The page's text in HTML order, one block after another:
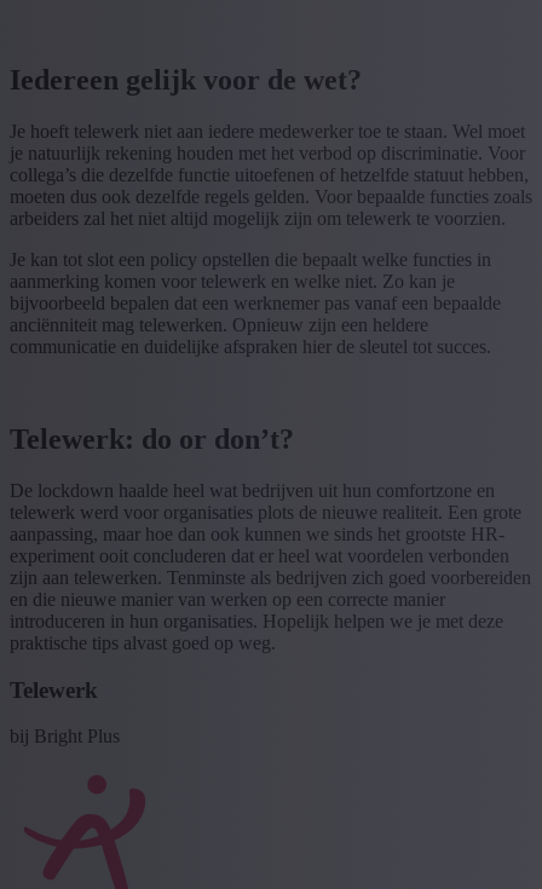
Iedereen gelijk voor de wet?
Je hoeft telewerk niet aan iedere medewerker toe te staan. Wel moet
je natuurlijk rekening houden met het verbod op discriminatie. Voor
collega’s die dezelfde functie uitoefenen of hetzelfde statuut hebben,
moeten dus ook dezelfde regels gelden. Voor bepaalde functies zoals
arbeiders zal het niet altijd mogelijk zijn om telewerk te voorzien.
Je kan tot slot een policy opstellen die bepaalt welke functies in
aanmerking komen voor telewerk en welke niet. Zo kan je
bijvoorbeeld bepalen dat een werknemer pas vanaf een bepaalde
anciënniteit mag telewerken. Opnieuw zijn een heldere
communicatie en duidelijke afspraken hier de sleutel tot succes.
Telewerk: do or don’t?
De lockdown haalde heel wat bedrijven uit hun comfortzone en
telewerk werd voor organisaties plots de nieuwe realiteit. Een grote
aanpassing, maar hoe dan ook kunnen we sinds het grootste HR-
experiment ooit concluderen dat er heel wat voordelen verbonden
zijn aan telewerken. Tenminste als bedrijven zich goed voorbereiden
en die nieuwe manier van werken op een correcte manier
introduceren in hun organisaties. Hopelijk helpen we je met deze
praktische tips alvast goed op weg.
Telewerk
bij Bright Plus